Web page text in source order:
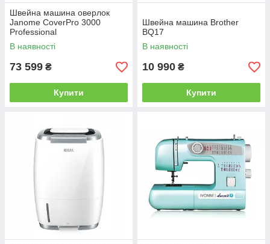
Швейна машина оверлок
Janome CoverPro 3000
Professional
В наявності
73 599 ₴
Купити
Швейна машина Brother
BQ17
В наявності
10 990 ₴
Купити